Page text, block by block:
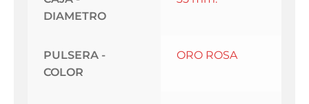
DIAMETRO
PULSERA -
COLOR
ORO ROSA